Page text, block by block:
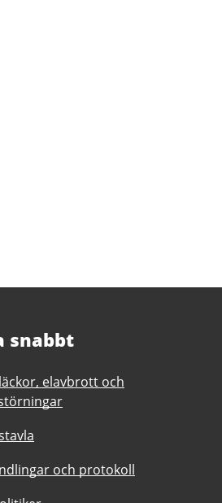
snabbt
elavbrott och
och protokoll